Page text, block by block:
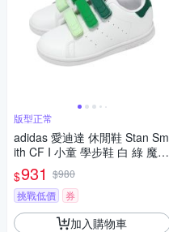
版型正常
adidas 愛迪達 休閒鞋 Stan Sm
ith CF I 小童 學步鞋 白 綠 魔鬼
氈 史密斯 運動鞋 IE8123
$931 $980
挑戰低價
券
加入購物車